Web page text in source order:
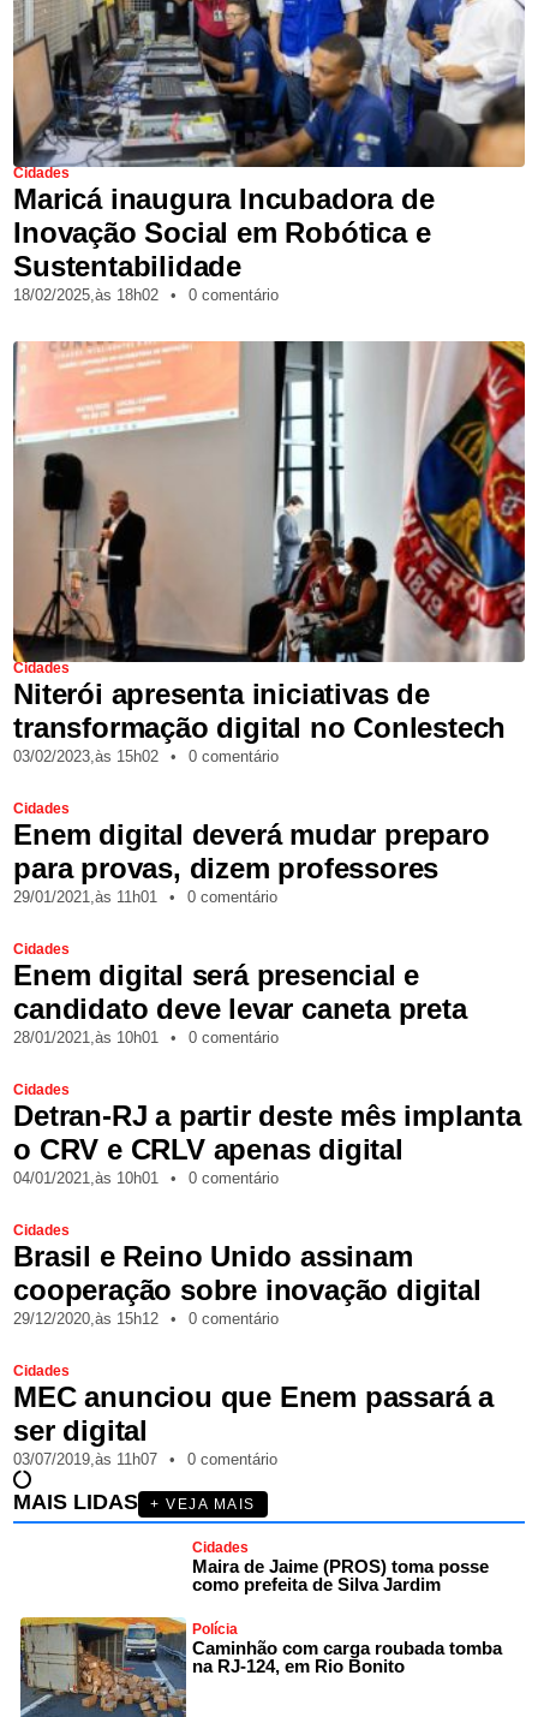
Cidades
Maricá inaugura Incubadora de
Inovação Social em Robótica e
Sustentabilidade
18/02/2025,às 18h02 • 0 comentário
Cidades
Niterói apresenta iniciativas de
transformação digital no Conlestech
03/02/2023,às 15h02 • 0 comentário
Cidades
Enem digital deverá mudar preparo
para provas, dizem professores
29/01/2021,às 11h01 • 0 comentário
Cidades
Enem digital será presencial e
candidato deve levar caneta preta
28/01/2021,às 10h01 • 0 comentário
Cidades
Detran-RJ a partir deste mês implanta
o CRV e CRLV apenas digital
04/01/2021,às 10h01 • 0 comentário
Cidades
Brasil e Reino Unido assinam
cooperação sobre inovação digital
29/12/2020,às 15h12 • 0 comentário
Cidades
MEC anunciou que Enem passará a
ser digital
03/07/2019,às 11h07 • 0 comentário
MAIS LIDAS + VEJA MAIS
Cidades
Maira de Jaime (PROS) toma posse
como prefeita de Silva Jardim
Polícia
Caminhão com carga roubada tomba
na RJ-124, em Rio Bonito